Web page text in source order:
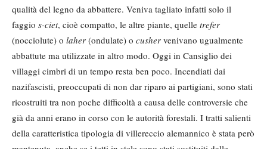
qualità del legno da abbattere. Veniva tagliato infatti solo il
faggio s-ciet, cioè compatto, le altre piante, quelle trefer
(nocciolute) o laher (ondulate) o cusher venivano ugualmente
abbattute ma utilizzate in altro modo. Oggi in Cansiglio dei
villaggi cimbri di un tempo resta ben poco. Incendiati dai
nazifascisti, preoccupati di non dar riparo ai partigiani, sono stati
ricostruiti tra non poche difficoltà a causa delle controversie che
già da anni erano in corso con le autorità forestali. I tratti salienti
della caratteristica tipologia di villereccio alemannico è stata però